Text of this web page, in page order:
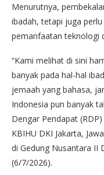
Menurutnya,
ibadah, tetapi juga
pemanfaatan teknologi
“Kami melihat di sini
banyak pada hal-hal
jemaah yang bahasa,
Indonesia pun banyak
Dengar Pendapat
KBIHU DKI Jakarta,
di Gedung Nusantara II
(6/7/2026).